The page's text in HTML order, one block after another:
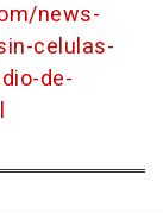
news-
celulas-
de-